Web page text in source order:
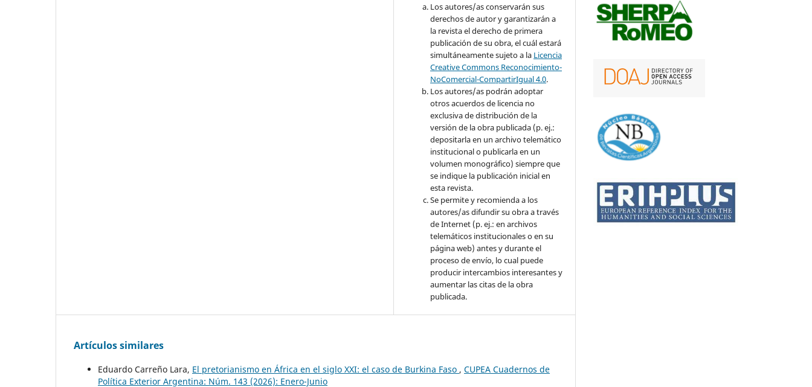
Los autores/as conservarán sus
derechos de autor y garantizarán a
la revista el derecho de primera
publicación de su obra, el cuál estará
simultáneamente sujeto a la Licencia
Creative Commons Reconocimiento-
NoComercial-CompartirIgual 4.0.
Los autores/as podrán adoptar
otros acuerdos de licencia no
exclusiva de distribución de la
versión de la obra publicada (p. ej.:
depositarla en un archivo telemático
institucional o publicarla en un
volumen monográfico) siempre que
se indique la publicación inicial en
esta revista.
Se permite y recomienda a los
autores/as difundir su obra a través
de Internet (p. ej.: en archivos
telemáticos institucionales o en su
página web) antes y durante el
proceso de envío, lo cual puede
producir intercambios interesantes y
aumentar las citas de la obra
publicada.
Artículos similares
Eduardo Carreño Lara, El pretorianismo en África en el siglo XXI: el caso de Burkina Faso , CUPEA Cuadernos de
Política Exterior Argentina: Núm. 143 (2026): Enero-Junio